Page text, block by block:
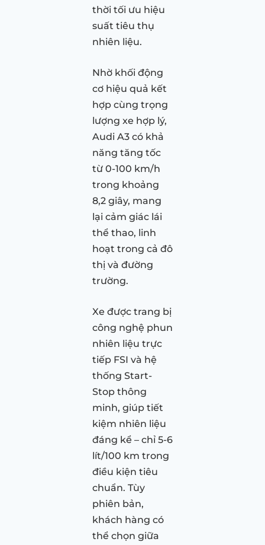
thời tối ưu hiệu
suất tiêu thụ
nhiên liệu.
Nhờ khối động
cơ hiệu quả kết
hợp cùng trọng
lượng xe hợp lý,
Audi A3 có khả
năng tăng tốc
từ 0-100 km/h
trong khoảng
8,2 giây, mang
lại cảm giác lái
thể thao, linh
hoạt trong cả đô
thị và đường
trường.
Xe được trang bị
công nghệ phun
nhiên liệu trực
tiếp FSI và hệ
thống Start-
Stop thông
minh, giúp tiết
kiệm nhiên liệu
đáng kể – chỉ 5-6
lít/100 km trong
điều kiện tiêu
chuẩn. Tùy
phiên bản,
khách hàng có
thể chọn giữa